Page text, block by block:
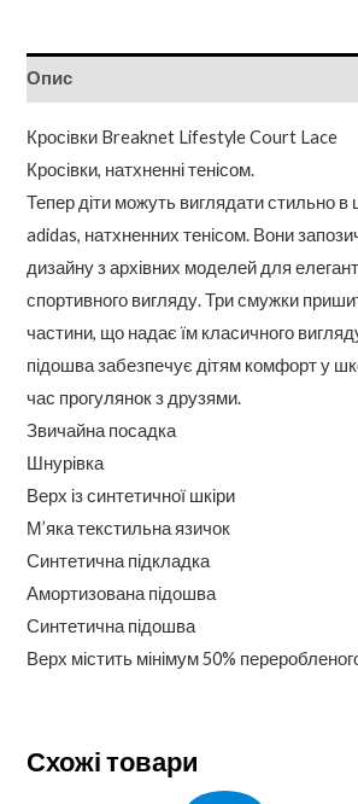
Опис
Кросівки Breaknet Lifestyle Court Lace
Кросівки, натхненні тенісом.
Тепер діти можуть виглядати стильно в
adidas, натхненних тенісом. Вони
дизайну з архівних моделей для
спортивного вигляду. Три смужки
частини, що надає їм класичного
підошва забезпечує дітям комфорт у
час прогулянок з друзями.
Звичайна посадка
Шнурівка
Верх із синтетичної шкіри
М’яка текстильна язичок
Синтетична підкладка
Амортизована підошва
Синтетична підошва
Верх містить мінімум 50%
Схожі товари